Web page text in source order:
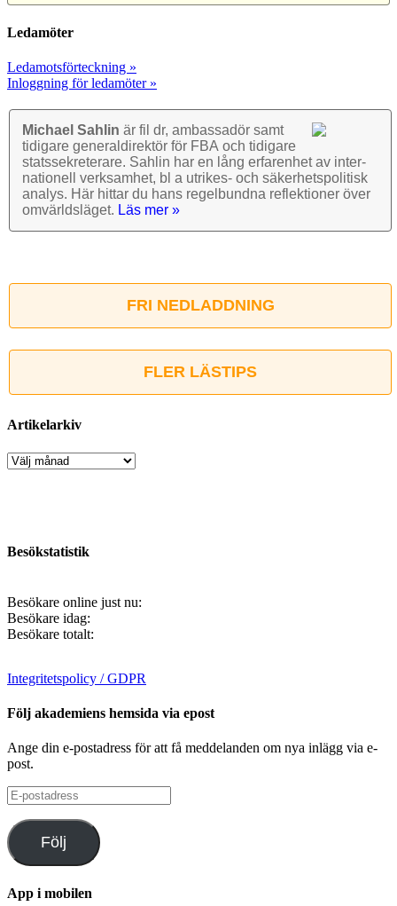
Ledamöter
Ledamotsförteckning »
Inloggning för ledamöter »
Michael Sahlin är fil dr, ambassadör samt
tidigare general­direktör för FBA och tidigare
stats­sekre­terare. Sahlin har en lång erfarenhet av inter­
nationell verk­samhet, bl a utrikes- och säkerhets­politisk
analys. Här hittar du hans regel­bundna reflek­tioner över
omvärlds­läget. Läs mer »
FRI NEDLADDNING
FLER LÄSTIPS
Artikelarkiv
Artikelarkiv
Besökstatistik
Besökare online just nu:
Besökare idag:
Besökare totalt:
Integritetspolicy / GDPR
Följ akademiens hemsida via epost
Ange din e-postadress för att få meddelanden om nya inlägg via e-
post.
E-
postadress
Följ
App i mobilen